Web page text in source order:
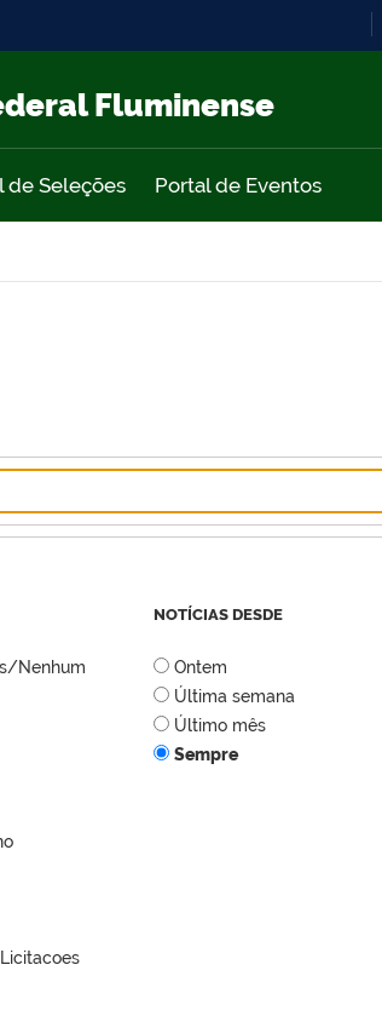
Fluminense
de Seleções Portal de Eventos
Nenhum
NOTÍCIAS DESDE
Ontem
Última semana
Último mês
Sempre